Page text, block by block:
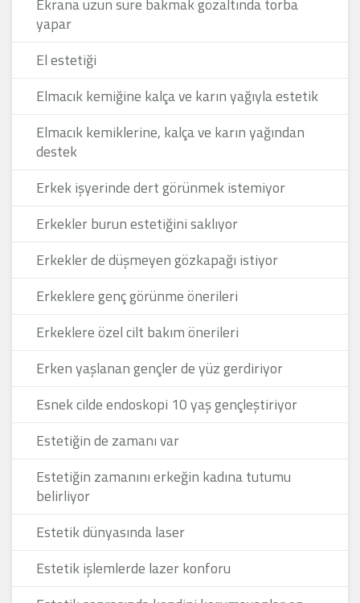
Ekrana uzun süre bakmak gözaltında torba
yapar
El estetiği
Elmacık kemiğine kalça ve karın yağıyla estetik
Elmacık kemiklerine, kalça ve karın yağından
destek
Erkek işyerinde dert görünmek istemiyor
Erkekler burun estetiğini saklıyor
Erkekler de düşmeyen gözkapağı istiyor
Erkeklere genç görünme önerileri
Erkeklere özel cilt bakım önerileri
Erken yaşlanan gençler de yüz gerdiriyor
Esnek cilde endoskopi 10 yaş gençleştiriyor
Estetiğin de zamanı var
Estetiğin zamanını erkeğin kadına tutumu
belirliyor
Estetik dünyasında laser
Estetik işlemlerde lazer konforu